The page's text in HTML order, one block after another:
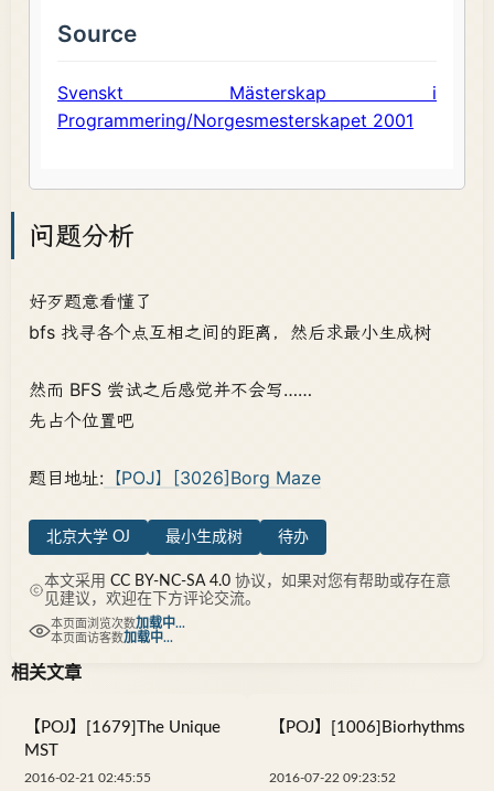
问题分析
好歹题意看懂了
bfs 找寻各个点互相之间的距离，然后求最小生成树
然而 BFS 尝试之后感觉并不会写……
先占个位置吧
题目地址: 【POJ】[3026]Borg Maze
北京大学 OJ 最小生成树 待办
本文采用 CC BY-NC-SA 4.0协议，如果对您有帮助或存在意
见建议，欢迎在下方评论交流。
本页面浏览次数加载中...
本页面访客数加载中...
相关文章
【POJ】[1679]The Unique
MST
2016-02-21 02:45:55
【POJ】[1006]Biorhythms
2016-07-22 09:23:52